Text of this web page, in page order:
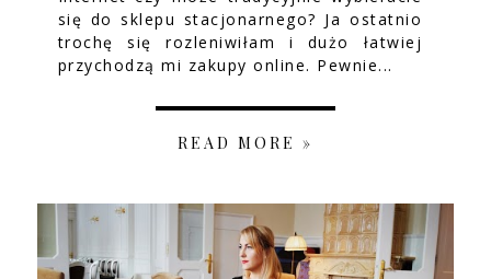
się do sklepu stacjonarnego? Ja ostatnio
trochę się rozleniwiłam i dużo łatwiej
przychodzą mi zakupy online. Pewnie...
READ MORE »